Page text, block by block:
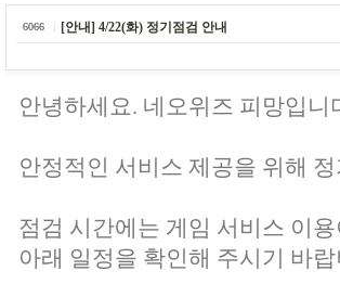
6066 [안내] 4/22(화) 정기점검 안내
안녕하세요. 네오위즈 피망입니
안정적인 서비스 제공을 위해
점검 시간에는 게임 서비스 이
아래 일정을 확인해 주시기 바